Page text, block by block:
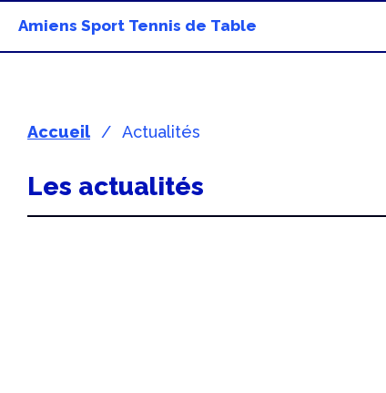
Amiens Sport Tennis de Table
Accueil Actualités
Les actualités